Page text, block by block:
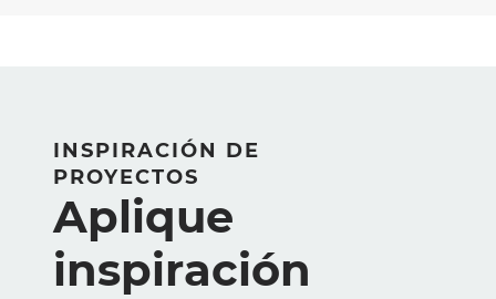
INSPIRACIÓN DE
PROYECTOS
Aplique
inspiración